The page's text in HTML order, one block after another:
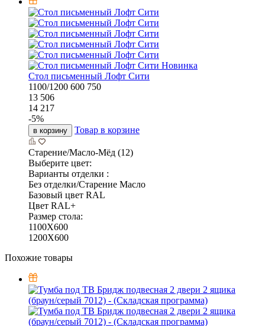
Новинка
Стол письменный Лофт Сити
1100/1200 600 750
13 506
14 217
-5%
в корзину Товар в корзине
Старение/Масло-Мёд (12)
Выберите цвет:
Варианты отделки :
Без отделки/Старение Масло
Базовый цвет RAL
Цвет RAL+
Размер стола:
1100X600
1200X600
Похожие товары